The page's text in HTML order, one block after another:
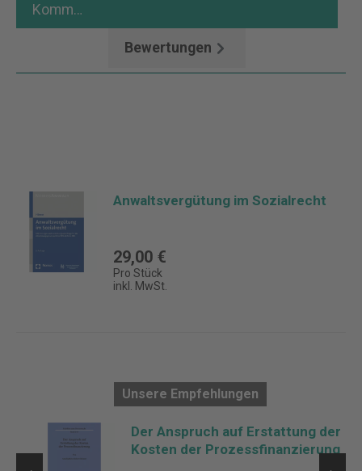
Komm…
Bewertungen
Anwaltsvergütung im Sozialrecht
29,00 €
Pro Stück
inkl. MwSt.
Unsere Empfehlungen
Der Anspruch auf Erstattung der
Kosten der Prozessfinanzierung